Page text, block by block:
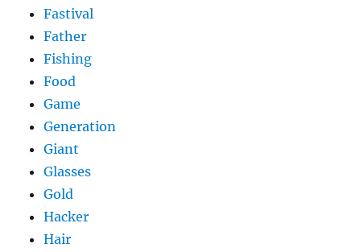
Fastival
Father
Fishing
Food
Game
Generation
Giant
Glasses
Gold
Hacker
Hair